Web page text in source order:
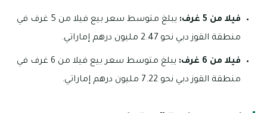
فيلا من 5 غرف:
يبلغ متوسط سعر بيع فيلا من 5 غرف في
منطقة القوز دبي نحو 2.47 مليون درهم إماراتي.
فيلا من 6 غرف:
يبلغ متوسط سعر بيع فيلا من 6 غرف في
منطقة القوز دبي نحو 7.22 مليون درهم إماراتي.